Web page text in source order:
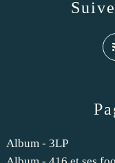
Album - 3LP